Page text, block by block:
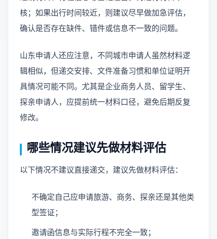
核；如果出行时间较近，则建议尽早做加急评估，
确认是否存在缺件、错件或信息不一致的问题。
山东申请人还应注意，不同城市申请人虽然材料逻
辑相似，但递交安排、文件准备习惯和单位证明开
具情况可能不同。尤其是企业商务人员、留学生、
探亲申请人，应提前统一材料口径，避免后期反复
修改。
哪些情况建议先做材料评估
以下情况不建议直接递交，建议先做材料评估：
不确定自己应申请旅游、商务、探亲还是其他类
型签证；
邀请函信息与实际行程不完全一致；